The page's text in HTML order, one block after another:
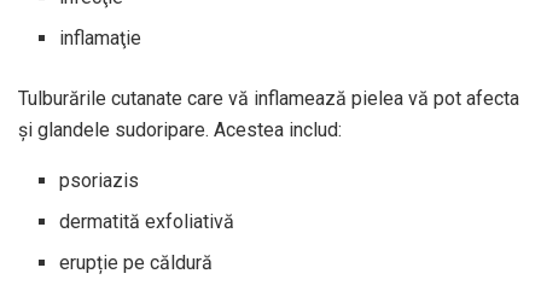
inflamaţie
Tulburările cutanate care vă inflamează pielea vă pot afecta
și glandele sudoripare. Acestea includ:
psoriazis
dermatită exfoliativă
erupție pe căldură